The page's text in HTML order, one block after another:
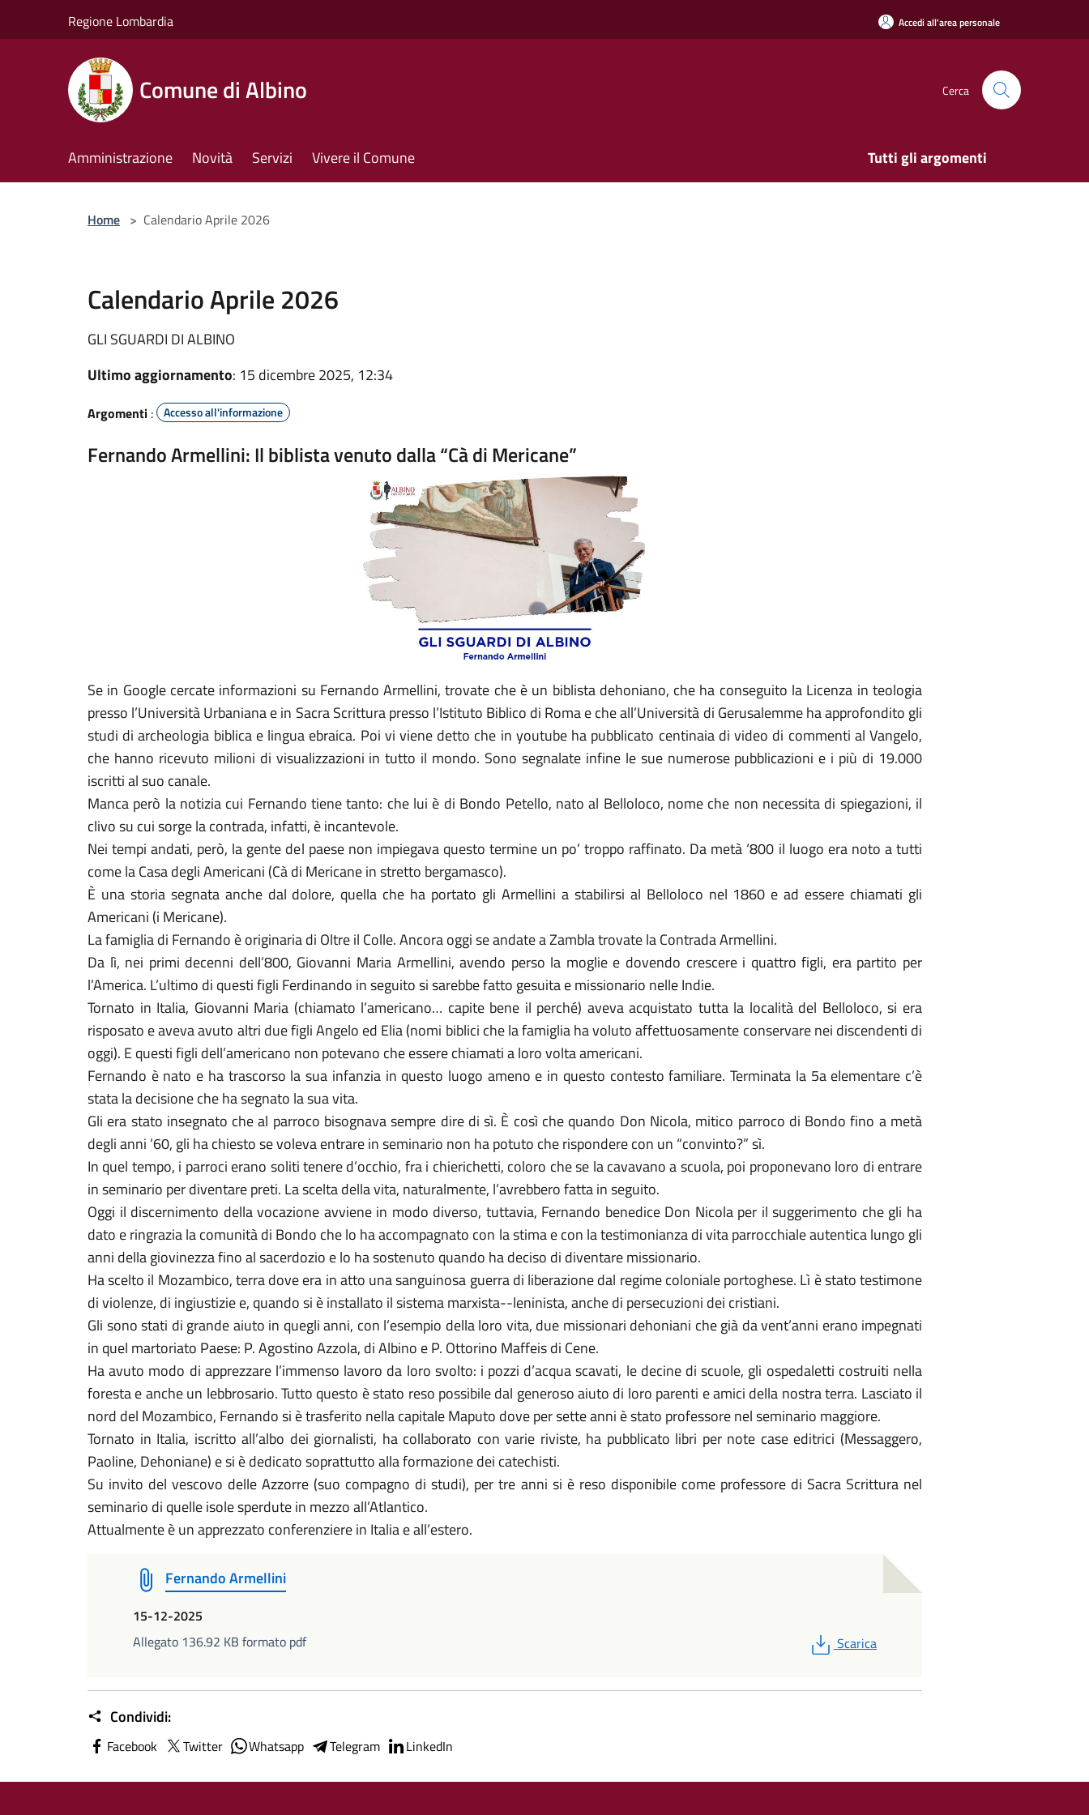
Regione Lombardia Accedi all'area personale
Comune di Albino Cerca
Amministrazione Novità Servizi Vivere il Comune Tutti gli argomenti
Home > Calendario Aprile 2026
Calendario Aprile 2026
GLI SGUARDI DI ALBINO
Ultimo aggiornamento: 15 dicembre 2025, 12:34
Argomenti : Accesso all'informazione
Fernando Armellini: Il biblista venuto dalla “Cà di Mericane”
Se in Google cercate informazioni su Fernando Armellini, trovate che è un biblista dehoniano, che ha conseguito la Licenza in teologia
presso l’Università Urbaniana e in Sacra Scrittura presso l’Istituto Biblico di Roma e che all’Università di Gerusalemme ha approfondito gli
studi di archeologia biblica e lingua ebraica. Poi vi viene detto che in youtube ha pubblicato centinaia di video di commenti al Vangelo,
che hanno ricevuto milioni di visualizzazioni in tutto il mondo. Sono segnalate infine le sue numerose pubblicazioni e i più di 19.000
iscritti al suo canale.
Manca però la notizia cui Fernando tiene tanto: che lui è di Bondo Petello, nato al Belloloco, nome che non necessita di spiegazioni, il
clivo su cui sorge la contrada, infatti, è incantevole.
Nei tempi andati, però, la gente del paese non impiegava questo termine un po’ troppo raffinato. Da metà ‘800 il luogo era noto a tutti
come la Casa degli Americani (Cà di Mericane in stretto bergamasco).
È una storia segnata anche dal dolore, quella che ha portato gli Armellini a stabilirsi al Belloloco nel 1860 e ad essere chiamati gli
Americani (i Mericane).
La famiglia di Fernando è originaria di Oltre il Colle. Ancora oggi se andate a Zambla trovate la Contrada Armellini.
Da lì, nei primi decenni dell’800, Giovanni Maria Armellini, avendo perso la moglie e dovendo crescere i quattro figli, era partito per
l’America. L’ultimo di questi figli Ferdinando in seguito si sarebbe fatto gesuita e missionario nelle Indie.
Tornato in Italia, Giovanni Maria (chiamato l’americano… capite bene il perché) aveva acquistato tutta la località del Belloloco, si era
risposato e aveva avuto altri due figli Angelo ed Elia (nomi biblici che la famiglia ha voluto affettuosamente conservare nei discendenti di
oggi). E questi figli dell’americano non potevano che essere chiamati a loro volta americani.
Fernando è nato e ha trascorso la sua infanzia in questo luogo ameno e in questo contesto familiare. Terminata la 5a elementare c’è
stata la decisione che ha segnato la sua vita.
Gli era stato insegnato che al parroco bisognava sempre dire di sì. È così che quando Don Nicola, mitico parroco di Bondo fino a metà
degli anni ’60, gli ha chiesto se voleva entrare in seminario non ha potuto che rispondere con un “convinto?” sì.
In quel tempo, i parroci erano soliti tenere d’occhio, fra i chierichetti, coloro che se la cavavano a scuola, poi proponevano loro di entrare
in seminario per diventare preti. La scelta della vita, naturalmente, l’avrebbero fatta in seguito.
Oggi il discernimento della vocazione avviene in modo diverso, tuttavia, Fernando benedice Don Nicola per il suggerimento che gli ha
dato e ringrazia la comunità di Bondo che lo ha accompagnato con la stima e con la testimonianza di vita parrocchiale autentica lungo gli
anni della giovinezza fino al sacerdozio e lo ha sostenuto quando ha deciso di diventare missionario.
Ha scelto il Mozambico, terra dove era in atto una sanguinosa guerra di liberazione dal regime coloniale portoghese. Lì è stato testimone
di violenze, di ingiustizie e, quando si è installato il sistema marxista--leninista, anche di persecuzioni dei cristiani.
Gli sono stati di grande aiuto in quegli anni, con l’esempio della loro vita, due missionari dehoniani che già da vent’anni erano impegnati
in quel martoriato Paese: P. Agostino Azzola, di Albino e P. Ottorino Maffeis di Cene.
Ha avuto modo di apprezzare l’immenso lavoro da loro svolto: i pozzi d’acqua scavati, le decine di scuole, gli ospedaletti costruiti nella
foresta e anche un lebbrosario. Tutto questo è stato reso possibile dal generoso aiuto di loro parenti e amici della nostra terra. Lasciato il
nord del Mozambico, Fernando si è trasferito nella capitale Maputo dove per sette anni è stato professore nel seminario maggiore.
Tornato in Italia, iscritto all’albo dei giornalisti, ha collaborato con varie riviste, ha pubblicato libri per note case editrici (Messaggero,
Paoline, Dehoniane) e si è dedicato soprattutto alla formazione dei catechisti.
Su invito del vescovo delle Azzorre (suo compagno di studi), per tre anni si è reso disponibile come professore di Sacra Scrittura nel
seminario di quelle isole sperdute in mezzo all’Atlantico.
Attualmente è un apprezzato conferenziere in Italia e all’estero.
Fernando Armellini
15-12-2025
Allegato 136.92 KB formato pdf
PDF
Scarica
Condividi:
Facebook Twitter Whatsapp Telegram LinkedIn